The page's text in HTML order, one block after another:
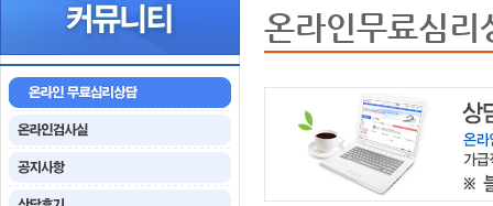
온라인무료심리